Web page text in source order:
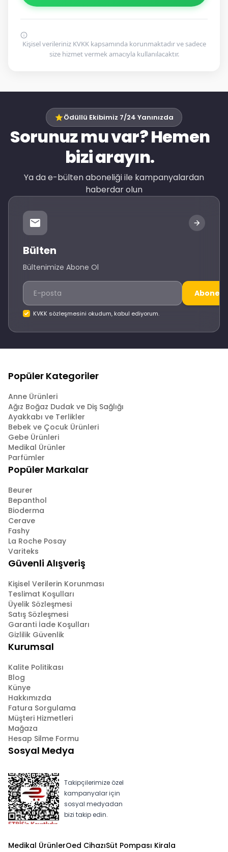
Kişisel verileriniz KVKK kapsamında korunmaktadır ve sadece
size hizmet vermek amacıyla kullanılacaktır.
Ödüllü Ekibimiz 7/24 Yanınızda
Sorunuz mu var? Hemen
bizi arayın.
Ya da e-bülten aboneliği ile kampanyalardan
haberdar olun
Bülten
Bültenimize Abone Ol
Abone
KVKK sözleşmesini okudum, kabul ediyorum.
Popüler Kategoriler
Anne Ürünleri
Ağız Boğaz Dudak ve Diş Sağlığı
Ayakkabı ve Terlikler
Bebek ve Çocuk Ürünleri
Gebe Ürünleri
Medikal Ürünler
Parfümler
Popüler Markalar
Beurer
Bepanthol
Bioderma
Cerave
Fashy
La Roche Posay
Variteks
Güvenli Alışveriş
Kişisel Verilerin Korunması
Teslimat Koşulları
Üyelik Sözleşmesi
Satış Sözleşmesi
Garanti İade Koşulları
Gizlilik Güvenlik
Kurumsal
Kalite Politikası
Blog
Künye
Hakkımızda
Fatura Sorgulama
Müşteri Hizmetleri
Mağaza
Hesap Silme Formu
Sosyal Medya
Takipçilerimize özel
kampanyalar için
sosyal medyadan
bizi takip edin.
Medikal ÜrünlerOed CihazıSüt Pompası Kirala